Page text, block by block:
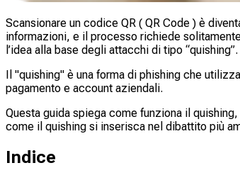
Scansionare un codice QR ( QR Code ) è
informazioni, e il processo richiede
l’idea alla base degli attacchi di tipo “quishing”.
Il "quishing" è una forma di phishing che
pagamento e account aziendali.
Questa guida spiega come funziona il
come il quishing si inserisca nel dibattito più
Indice